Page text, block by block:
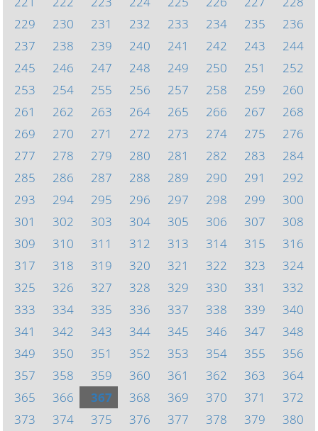
229
230 231 232 233 234 235
236
237
238 239 240 241 242 243
244
245
246 247 248 249 250 251
252
253
254 255 256 257 258 259
260
261
262 263 264 265 266 267
268
269
270 271 272 273 274 275
276
277
278 279 280 281 282 283
284
285
286 287 288 289 290 291
292
293
294 295 296 297 298 299
300
301
302 303 304 305 306 307
308
309
310 311 312 313 314 315
316
317
318 319 320 321 322 323
324
325
326 327 328 329 330 331
332
333
334 335 336 337 338 339
340
341
342 343 344 345 346 347
348
349
350 351 352 353 354 355
356
357
358 359 360 361 362 363
364
365
366 367 368 369 370 371
372
373
374 375 376 377 378 379 380